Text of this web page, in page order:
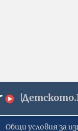
Общи условия за